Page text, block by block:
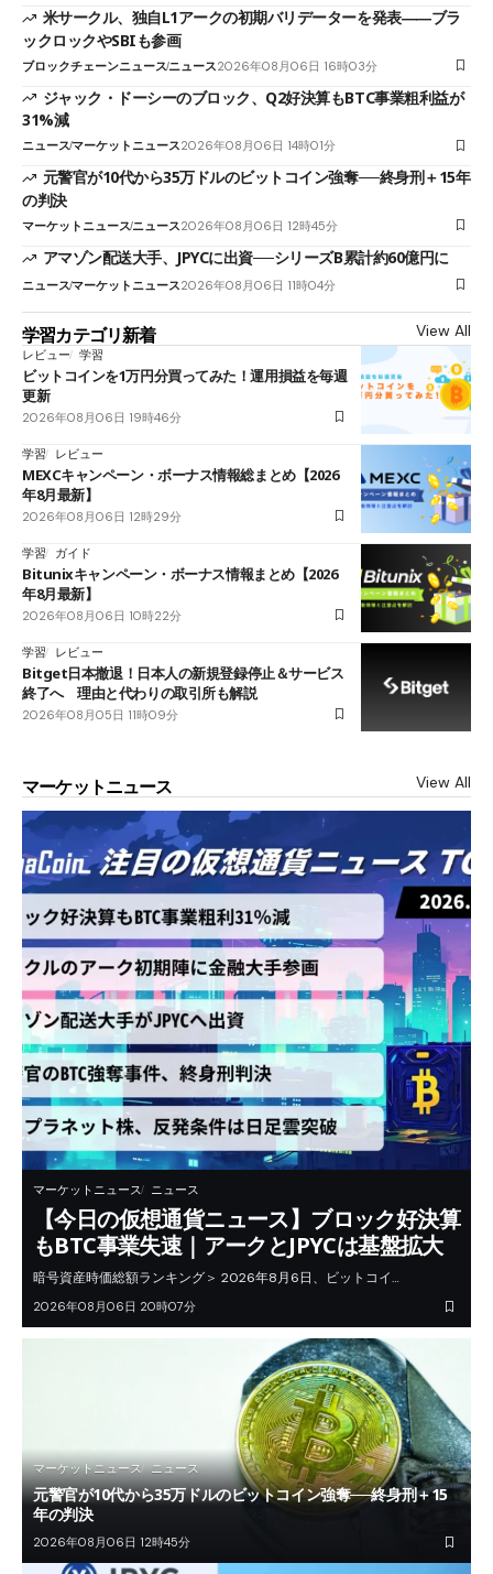
米サークル、独自L1アークの初期バリデーターを発表――ブラ
ックロックやSBIも参画
ブロックチェーンニュースニュース2026年08月06日 16時03分
ジャック・ドーシーのブロック、Q2好決算もBTC事業粗利益が
31%減
ニュースマーケットニュース2026年08月06日 14時01分
元警官が10代から35万ドルのビットコイン強奪──終身刑＋15年
の判決
マーケットニュースニュース2026年08月06日 12時45分
アマゾン配送大手、JPYCに出資──シリーズB累計約60億円に
ニュースマーケットニュース2026年08月06日 11時04分
学習カテゴリ新着 View All
レビュー 学習
ビットコインを1万円分買ってみた！運用損益を毎週
更新
2026年08月06日 19時46分
学習 レビュー
MEXCキャンペーン・ボーナス情報総まとめ【2026
年8月最新】
2026年08月06日 12時29分
学習 ガイド
Bitunixキャンペーン・ボーナス情報まとめ【2026
年8月最新】
2026年08月06日 10時22分
学習 レビュー
Bitget日本撤退！日本人の新規登録停止＆サービス
終了へ 理由と代わりの取引所も解説
2026年08月05日 11時09分
マーケットニュース View All
マーケットニュース ニュース
【今日の仮想通貨ニュース】ブロック好決算
もBTC事業失速｜アークとJPYCは基盤拡大
暗号資産時価総額ランキング＞ 2026年8月6日、ビットコイ…
2026年08月06日 20時07分
マーケットニュース ニュース
元警官が10代から35万ドルのビットコイン強奪──終身刑＋15
年の判決
2026年08月06日 12時45分